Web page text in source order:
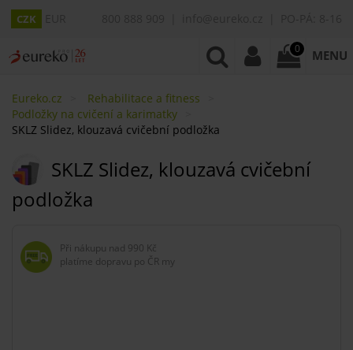
CZK
0 MENU
Eureko.cz
Rehabilitace a fitness
Podložky na cvičení a karimatky
SKLZ Slidez, klouzavá cvičební podložka
SKLZ Slidez, klouzavá cvičební
podložka
Při nákupu nad 990 Kč
platíme dopravu po ČR my